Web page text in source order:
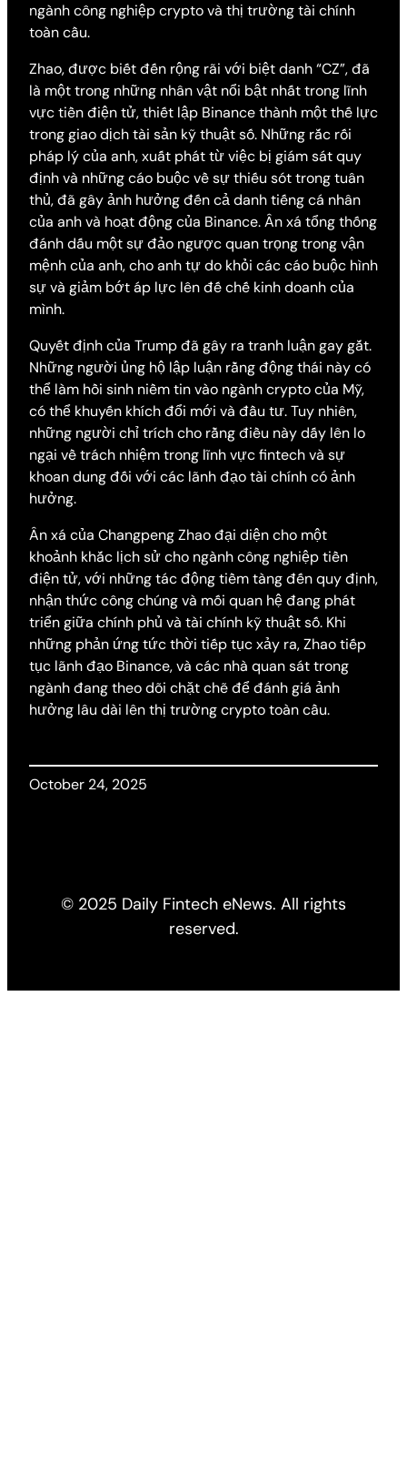
ngành công nghiệp crypto và thị trường tài chính
toàn cầu.
Zhao, được biết đến rộng rãi với biệt danh “CZ”, đã
là một trong những nhân vật nổi bật nhất trong lĩnh
vực tiền điện tử, thiết lập Binance thành một thế lực
trong giao dịch tài sản kỹ thuật số. Những rắc rối
pháp lý của anh, xuất phát từ việc bị giám sát quy
định và những cáo buộc về sự thiếu sót trong tuân
thủ, đã gây ảnh hưởng đến cả danh tiếng cá nhân
của anh và hoạt động của Binance. Ân xá tổng thống
đánh dấu một sự đảo ngược quan trọng trong vận
mệnh của anh, cho anh tự do khỏi các cáo buộc hình
sự và giảm bớt áp lực lên đế chế kinh doanh của
mình.
Quyết định của Trump đã gây ra tranh luận gay gắt.
Những người ủng hộ lập luận rằng động thái này có
thể làm hồi sinh niềm tin vào ngành crypto của Mỹ,
có thể khuyến khích đổi mới và đầu tư. Tuy nhiên,
những người chỉ trích cho rằng điều này dấy lên lo
ngại về trách nhiệm trong lĩnh vực fintech và sự
khoan dung đối với các lãnh đạo tài chính có ảnh
hưởng.
Ân xá của Changpeng Zhao đại diện cho một
khoảnh khắc lịch sử cho ngành công nghiệp tiền
điện tử, với những tác động tiềm tàng đến quy định,
nhận thức công chúng và mối quan hệ đang phát
triển giữa chính phủ và tài chính kỹ thuật số. Khi
những phản ứng tức thời tiếp tục xảy ra, Zhao tiếp
tục lãnh đạo Binance, và các nhà quan sát trong
ngành đang theo dõi chặt chẽ để đánh giá ảnh
hưởng lâu dài lên thị trường crypto toàn cầu.
October 24, 2025
© 2025 Daily Fintech eNews. All rights
reserved.